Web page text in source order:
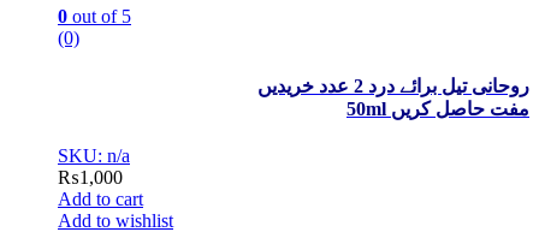
0 out of 5
(0)
روحانی تیل برائے درد 2 عدد خریدیں
50ml مفت حاصل کریں
SKU: n/a
₨1,000
Add to cart
Add to wishlist